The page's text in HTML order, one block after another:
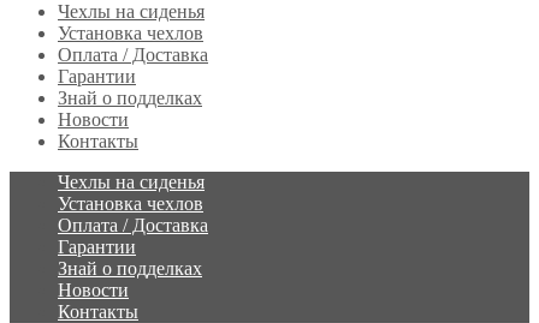
Чехлы на сиденья
Установка чехлов
Оплата / Доставка
Гарантии
Знай о подделках
Новости
Контакты
Чехлы на сиденья
Установка чехлов
Оплата / Доставка
Гарантии
Знай о подделках
Новости
Контакты